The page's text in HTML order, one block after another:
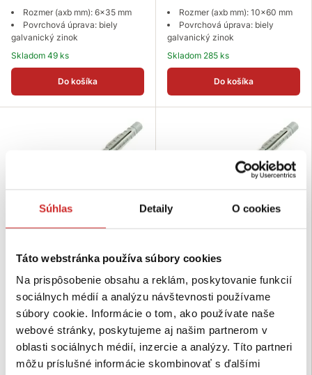
Súhlas Detaily O cookies
Táto webstránka používa súbory cookies
Na prispôsobenie obsahu a reklám, poskytovanie funkcií
sociálnych médií a analýzu návštevnosti používame
súbory cookie. Informácie o tom, ako používate naše
webové stránky, poskytujeme aj našim partnerom v
oblasti sociálnych médií, inzercie a analýzy. Títo partneri
môžu príslušné informácie skombinovať s ďalšími
Rozmer (axb mm): 6x35 mm
Povrchová úprava: biely
galvanický zinok
Skladom 49 ks
Do košíka
Rozmer (axb mm): 10x60 mm
Povrchová úprava: biely
galvanický zinok
Skladom 285 ks
Do košíka
hmoždinkou 8x50mm
0,2165 €
Rozmer (axb mm): 8x50 mm
Povrchová úprava: biely
galvanický zinok
Nie je skladom
hmoždinkou 6x35mm
0,2303 €
Rozmer (axb mm): 6x35 mm
Povrchová úprava: biely
galvanický zinok
Skladom 77 ks